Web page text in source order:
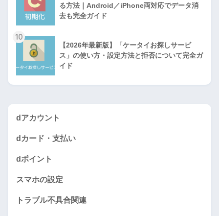
る方法｜Android／iPhone両対応でデータ消
去も完全ガイド
10
【2026年最新版】「ケータイお探しサービ
ス」の使い方・設定方法と拒否について完全ガ
イド
dアカウント
dカード・支払い
dポイント
スマホの設定
トラブル不具合関連